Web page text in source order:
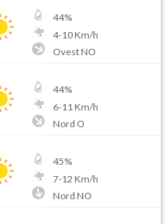
44%
4-10Km/h
Ovest NO
44%
6-11 Km/h
Nord O
45%
7-12 Km/h
Nord NO